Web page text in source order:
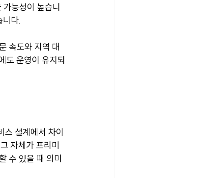
능성이 높습니
다.
속도와 지역 대
도 운영이 유지되
스 설계에서 차이
자체가 프리미
수 있을 때 의미